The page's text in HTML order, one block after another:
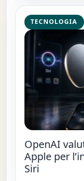
TECNOLOGIA
OpenAI
Apple per
Siri